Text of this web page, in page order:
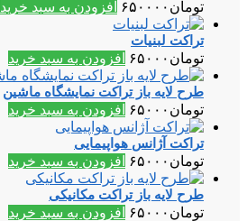
تومان ۶۵۰۰۰۰ افزودن به سبد خرید
تراکت لبنیات
تومان ۶۵۰۰۰ افزودن به سبد خرید
طرح لایه باز تراکت نمایشگاه ماشین
تومان ۶۵۰۰۰ افزودن به سبد خرید
تراکت آژانس هواپیمایی
تومان ۶۵۰۰۰ افزودن به سبد خرید
طرح لایه باز تراکت مکانیکی
تومان ۶۵۰۰۰ افزودن به سبد خرید